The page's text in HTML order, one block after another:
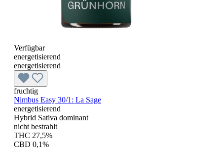
Verfügbar
energetisierend
energetisierend
fruchtig
Nimbus Easy 30/1: La Sage
energetisierend
Hybrid Sativa dominant
nicht bestrahlt
THC 27,5%
CBD 0,1%